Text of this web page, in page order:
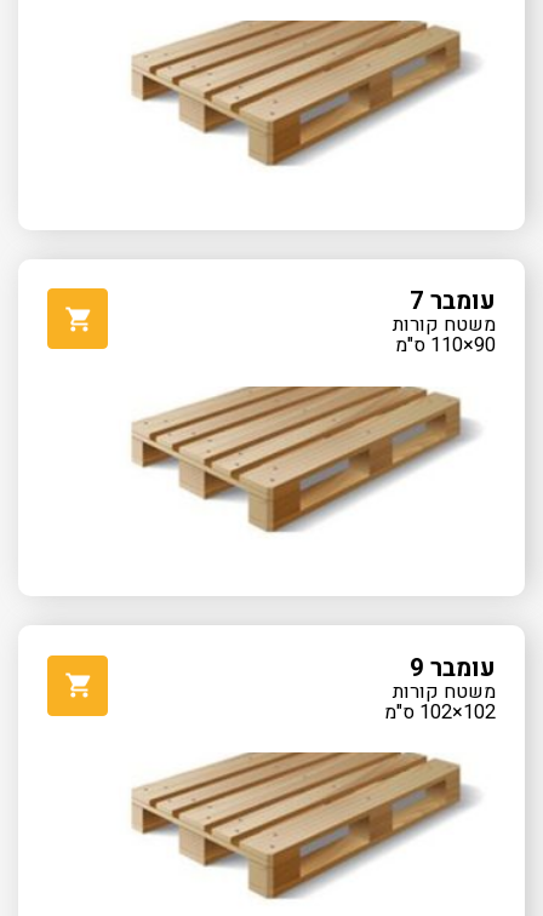
עומבר 7
משטח קורות
90×110 ס"מ
עומבר 9
משטח קורות
102×102 ס"מ